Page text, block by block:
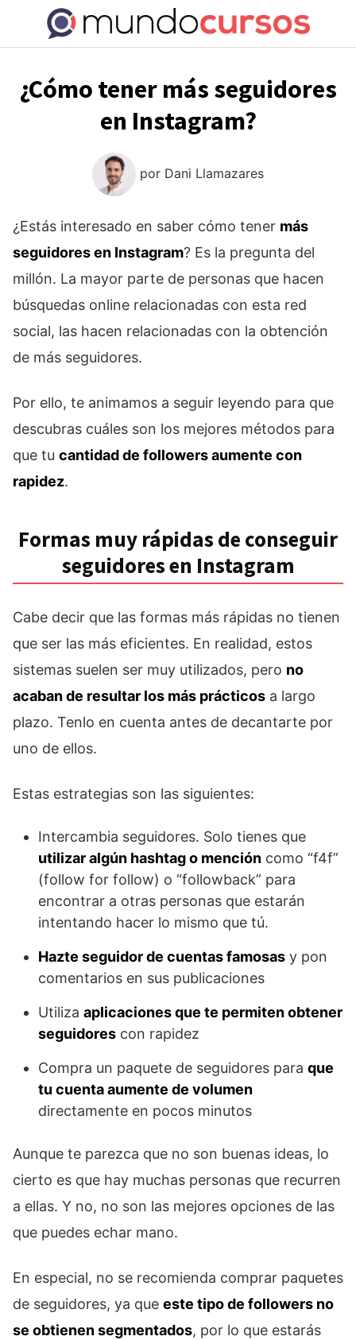
contenido
¿Cómo tener más seguidores
en Instagram?
por Dani Llamazares
¿Estás interesado en saber cómo tener más
seguidores en Instagram? Es la pregunta del
millón. La mayor parte de personas que hacen
búsquedas online relacionadas con esta red
social, las hacen relacionadas con la obtención
de más seguidores.
Por ello, te animamos a seguir leyendo para que
descubras cuáles son los mejores métodos para
que tu cantidad de followers aumente con
rapidez.
Formas muy rápidas de conseguir
seguidores en Instagram
Cabe decir que las formas más rápidas no tienen
que ser las más eficientes. En realidad, estos
sistemas suelen ser muy utilizados, pero no
acaban de resultar los más prácticos a largo
plazo. Tenlo en cuenta antes de decantarte por
uno de ellos.
Estas estrategias son las siguientes:
Intercambia seguidores. Solo tienes que
utilizar algún hashtag o mención como “f4f”
(follow for follow) o “followback” para
encontrar a otras personas que estarán
intentando hacer lo mismo que tú.
Hazte seguidor de cuentas famosas y pon
comentarios en sus publicaciones
Utiliza aplicaciones que te permiten obtener
seguidores con rapidez
Compra un paquete de seguidores para que
tu cuenta aumente de volumen
directamente en pocos minutos
Aunque te parezca que no son buenas ideas, lo
cierto es que hay muchas personas que recurren
a ellas. Y no, no son las mejores opciones de las
que puedes echar mano.
En especial, no se recomienda comprar paquetes
de seguidores, ya que este tipo de followers no
se obtienen segmentados, por lo que estarás